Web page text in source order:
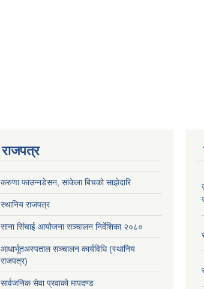
राजपत्र
करुणा फाउन्नडेसन, साकेला बिचको साझेदारि
स्थानिय राजपत्र
साना सिंचाई आयोजना सञ्चालन निर्देशिका २०८०
आधार्भूतअस्पताल सञ्चालन कार्यविधि (स्थानिय
राजपत्र)
सार्वजनिक सेवा प्रवाको मापदण्ड